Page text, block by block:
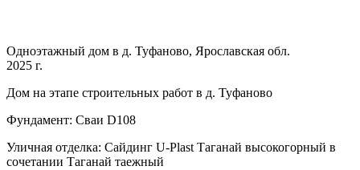
Одноэтажный дом в д. Туфаново, Ярославская обл.
2025 г.
Дом на этапе строительных работ в д. Туфаново
Фундамент: Сваи D108
Уличная отделка: Сайдинг U-Plast Таганай высокогорный в
сочетании Таганай таежный